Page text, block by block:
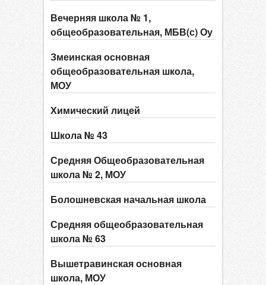
Вечерняя школа № 1,
общеобразовательная, МБВ(с) Оу
Змеинская основная
общеобразовательная школа,
МОУ
Химический лицей
Школа № 43
Средняя Общеобразовательная
школа № 2, МОУ
Болошневская начальная школа
Средняя общеобразовательная
школа № 63
Вышетравинская основная
школа, МОУ